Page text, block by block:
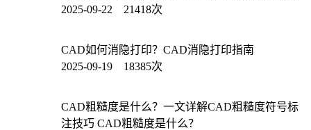
2025-09-22 21418次
CAD如何消隐打印？CAD消隐打印指南
2025-09-19 18385次
CAD粗糙度是什么？一文详解CAD粗糙度符号标
注技巧 CAD粗糙度是什么？